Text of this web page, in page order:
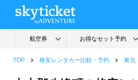
TOP 格安レンタカー比較・予約 東北